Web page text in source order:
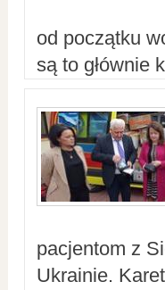
od początku
są to głównie
pacjentom z
Ukrainie.